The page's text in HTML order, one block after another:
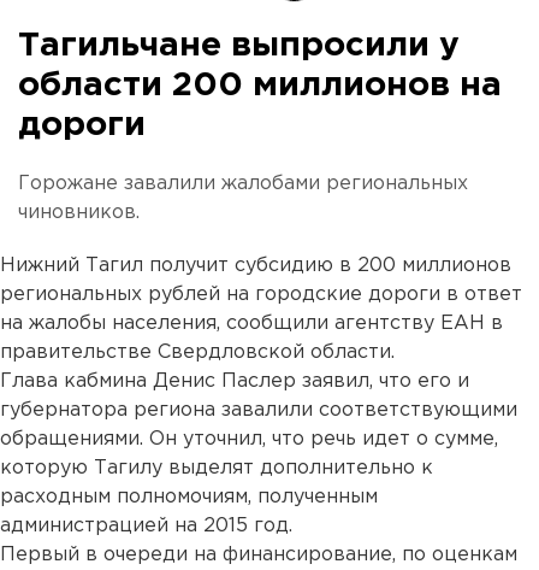
Тагильчане выпросили у
области 200 миллионов на
дороги
Горожане завалили жалобами региональных
чиновников.
Нижний Тагил получит субсидию в 200 миллионов
региональных рублей на городские дороги в ответ
на жалобы населения, сообщили агентству ЕАН в
правительстве Свердловской области.
Глава кабмина Денис Паслер заявил, что его и
губернатора региона завалили соответствующими
обращениями. Он уточнил, что речь идет о сумме,
которую Тагилу выделят дополнительно к
расходным полномочиям, полученным
администрацией на 2015 год.
Первый в очереди на финансирование, по оценкам